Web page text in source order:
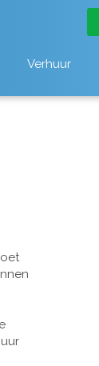
Verhuur